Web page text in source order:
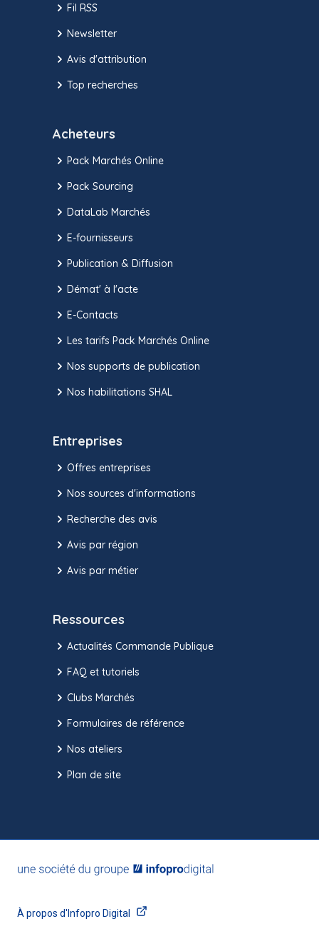
Fil RSS
Newsletter
Avis d'attribution
Top recherches
Acheteurs
Pack Marchés Online
Pack Sourcing
DataLab Marchés
E-fournisseurs
Publication & Diffusion
Démat' à l'acte
E-Contacts
Les tarifs Pack Marchés Online
Nos supports de publication
Nos habilitations SHAL
Entreprises
Offres entreprises
Nos sources d'informations
Recherche des avis
Avis par région
Avis par métier
Ressources
Actualités Commande Publique
FAQ et tutoriels
Clubs Marchés
Formulaires de référence
Nos ateliers
Plan de site